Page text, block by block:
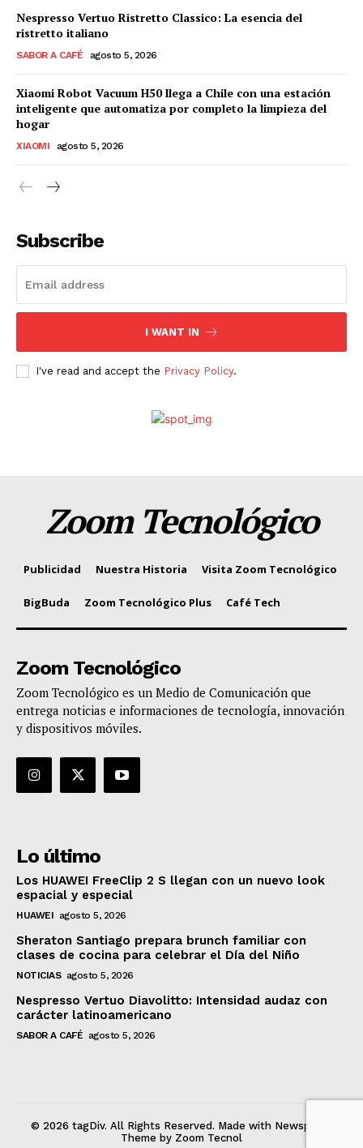
Nespresso Vertuo Ristretto Classico: La esencia del
ristretto italiano
SABOR A CAFÉ agosto 5, 2026
Xiaomi Robot Vacuum H50 llega a Chile con una estación
inteligente que automatiza por completo la limpieza del
hogar
XIAOMI agosto 5, 2026
Subscribe
I WANT IN
I've read and accept the Privacy Policy.
Zoom Tecnológico
Publicidad Nuestra Historia Visita Zoom Tecnológico
BigBuda Zoom Tecnológico Plus Café Tech
Zoom Tecnológico
Zoom Tecnológico es un Medio de Comunicación que
entrega noticias e informaciones de tecnología, innovación
y dispositivos móviles.
Lo último
Los HUAWEI FreeClip 2 S llegan con un nuevo look
espacial y especial
HUAWEI agosto 5, 2026
Sheraton Santiago prepara brunch familiar con
clases de cocina para celebrar el Día del Niño
NOTICIAS agosto 5, 2026
Nespresso Vertuo Diavolitto: Intensidad audaz con
carácter latinoamericano
SABOR A CAFÉ agosto 5, 2026
© 2026 tagDiv. All Rights Reserved. Made with Newspaper
Theme by Zoom Tecnol